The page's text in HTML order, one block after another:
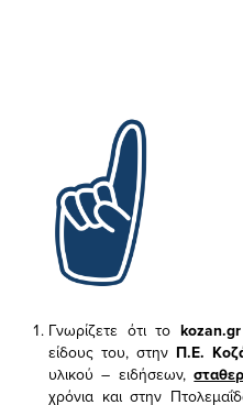
Γνωρίζετε ότι το kozan.gr
είδους του, στην Π.Ε.
υλικού – ειδήσεων,
χρόνια και στην